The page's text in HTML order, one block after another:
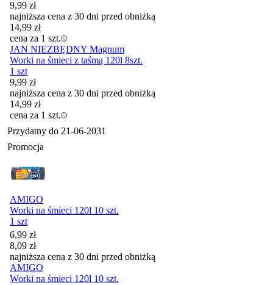
9,99 zł
najniższa cena z 30 dni przed obniżką
14,99 zł
cena za 1 szt.
JAN NIEZBĘDNY Magnum
Worki na śmieci z taśmą 120l 8szt.
1 szt
9,99 zł
najniższa cena z 30 dni przed obniżką
14,99 zł
cena za 1 szt.
Przydatny do 21-06-2031
Promocja
AMIGO
Worki na śmieci 120l 10 szt.
1 szt
Cena promocyjna
6,99 zł
8,09 zł
najniższa cena z 30 dni przed obniżką
AMIGO
Worki na śmieci 120l 10 szt.